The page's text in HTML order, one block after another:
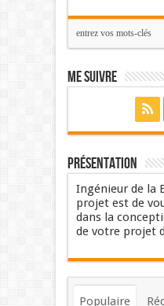
Me suivre
Présentation
Ingénieur de la
projet est de
dans la
de votre projet
Populaire